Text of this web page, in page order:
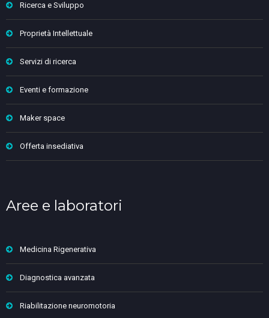
Ricerca e Sviluppo
Proprietà Intellettuale
Servizi di ricerca
Eventi e formazione
Maker space
Offerta insediativa
Aree e laboratori
Medicina Rigenerativa
Diagnostica avanzata
Riabilitazione neuromotoria